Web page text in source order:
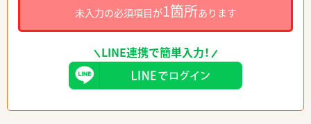
未入力の必須項目が1箇所あります
LINE連携で簡単入力！